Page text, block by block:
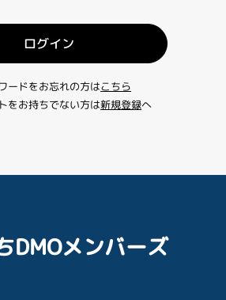
ログイン
ードをお忘れの方はこちら
をお持ちでない方は新規登録へ
DMOメンバーズ